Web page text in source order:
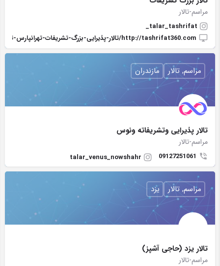
مراسم-تالار
talar_tashrifat_
http://tashrifat360.com/تالار-پذیرایی-بزرگ-تشریفات-تهرانپارس-تهران-85
تالار پذیرایی وتشریفاته ونوس
مراسم-تالار
09127251061
talar_venus_nowshahr
مراسم, تالار مازندران
تالار یزد (حاجی آشپز)
مراسم-تالار
مراسم, تالار یزد